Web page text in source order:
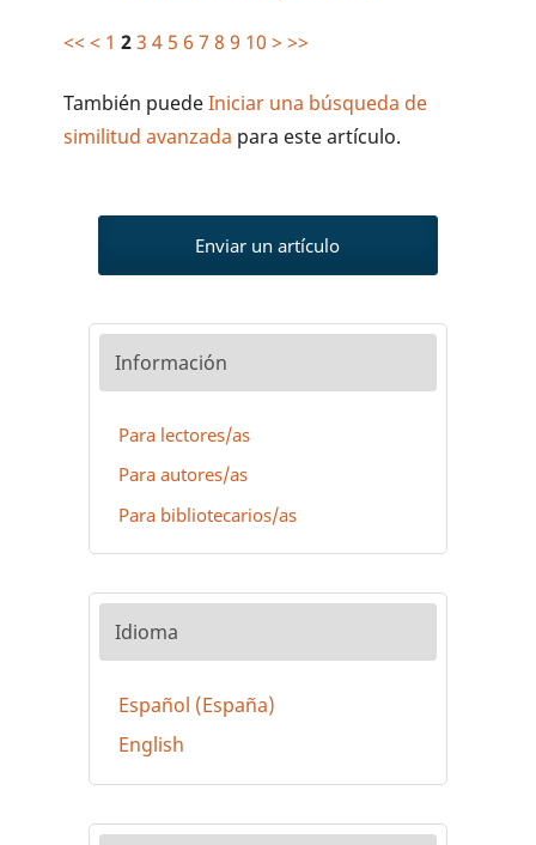
<< < 1 23 4 5 6 7 8 9 10 > >>
También puedeIniciar una búsqueda de
similitud avanzada para este artículo.
Enviar un artículo
Información
Para lectores/as
Para autores/as
Para bibliotecarios/as
Idioma
Español (España)
English